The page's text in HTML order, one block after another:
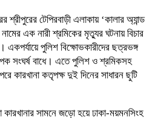
শ্রীপুরের টেপিরবাড়ী এলাকায় ‘কালার অ্যান্ড
এক নারী শ্রমিকের মৃত্যুর ঘটনায় বিচার
একপর্যায়ে পুলিশ বিক্ষোভকারীদের ছত্রভঙ্গ
সংঘর্ষ বাধে। এতে পুলিশ ও শ্রমিকসহ
কারখানা কতৃপক্ষ দুই দিনের সাধারন ছুটি
সামনে জড়ো হয়ে ঢাকা-ময়মনসিংহ